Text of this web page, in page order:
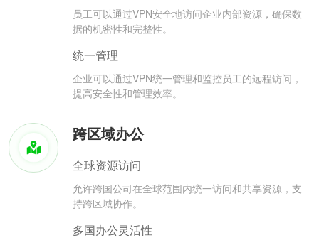
员工可以通过VPN安全地访问企业内部资源，确保数
据的机密性和完整性。
统一管理
企业可以通过VPN统一管理和监控员工的远程访问，
提高安全性和管理效率。
跨区域办公
全球资源访问
允许跨国公司在全球范围内统一访问和共享资源，支
持跨区域协作。
多国办公灵活性